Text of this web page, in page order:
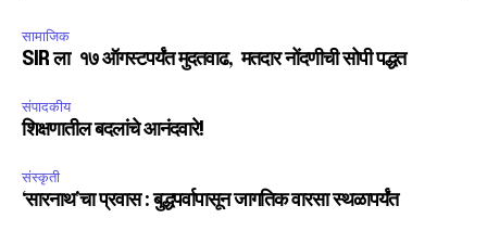
सामाजिक
SIR ला १७ ऑगस्टपर्यंत मुदतवाढ, मतदार नोंदणीची सोपी पद्धत
संपादकीय
शिक्षणातील बदलांचे आनंदवारे!
संस्कृती
‘सारनाथ’चा प्रवास : बुद्धपर्वापासून जागतिक वारसा स्थळापर्यंत